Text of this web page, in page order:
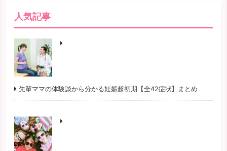
人気記事
先輩ママの体験談から分かる妊娠超初期【全42症状】まとめ